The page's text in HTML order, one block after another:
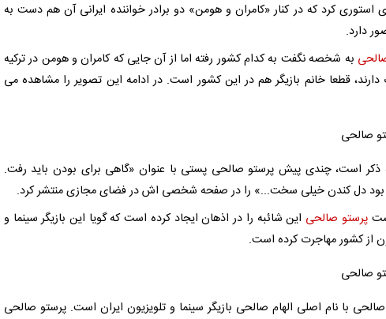
استوری کرد که در کنار «کامران و هومن» دو برادر خواننده ایرانی آن هم دست به
دارد.
به شخصه نگفت به کدام کشور رفته اما از آن جایی که کامران و هومن در ترکیه
قطعا خانم بازیگر هم در این کشور است. در ادامه این تصویر را مشاهده می
ذکر است، چندی پیش پرستو صالحی پستی با عنوان «گاهی برای بودن باید رفت.
دل کندن خیلی سخت...» را در صفحه شخصی اش در فضای مجازی منتشر کرد.
پرستو صالحی این شائبه را در اذهان ایجاد کرده است که گویا این بازیگر سینما و
از کشور مهاجرت کرده است.
با نام اصلی الهام صالحی بازیگر سینما و تلویزیون ایران است. پرستو صالحی